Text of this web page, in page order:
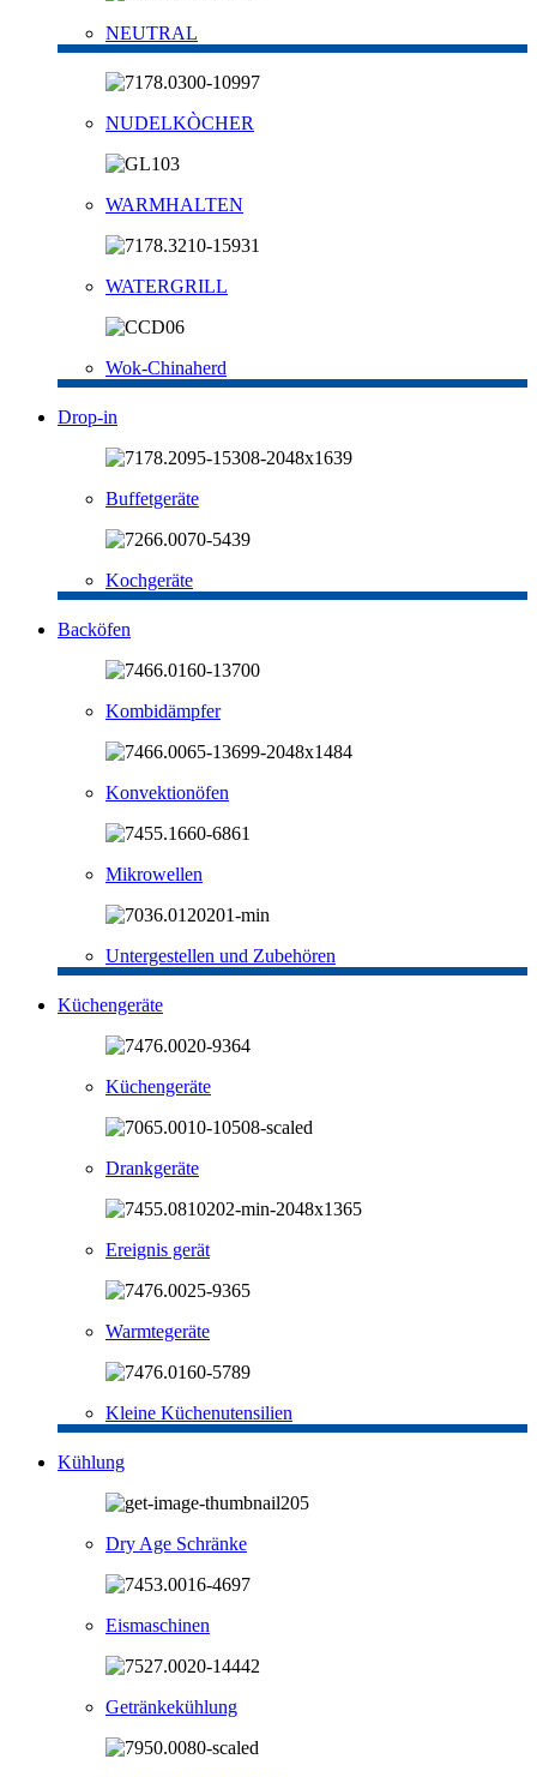
NEUTRAL
NUDELKÒCHER
WARMHALTEN
WATERGRILL
Wok-Chinaherd
Drop-in
Buffetgeräte
Kochgeräte
Backöfen
Kombidämpfer
Konvektionöfen
Mikrowellen
Untergestellen und Zubehören
Küchengeräte
Küchengeräte
Drankgeräte
Ereignis gerät
Warmtegeräte
Kleine Küchenutensilien
Kühlung
Dry Age Schränke
Eismaschinen
Getränkekühlung